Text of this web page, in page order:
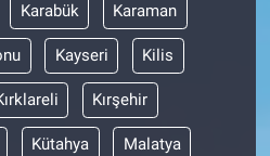
Karabük Karaman
Kayseri Kilis
Kırşehir
Kütahya Malatya